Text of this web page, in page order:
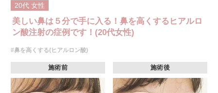
20代 女性
美しい鼻は５分で手に入る！鼻を高くするヒアルロ
ン酸注射の症例です！(20代女性)
#鼻を高くする(ヒアルロン酸)
施術前 施術後